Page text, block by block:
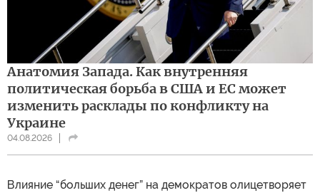
Анатомия Запада. Как внутренняя
политическая борьба в США и ЕС может
изменить расклады по конфликту на
Украине
04.08.2026
Влияние “больших денег” на демократов олицетворяет